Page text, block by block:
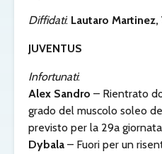
Diffidati: Lautaro Martinez,
JUVENTUS
Infortunati:
Alex Sandro – Rientrato
grado del muscolo soleo
previsto per la 29a
Dybala – Fuori per un